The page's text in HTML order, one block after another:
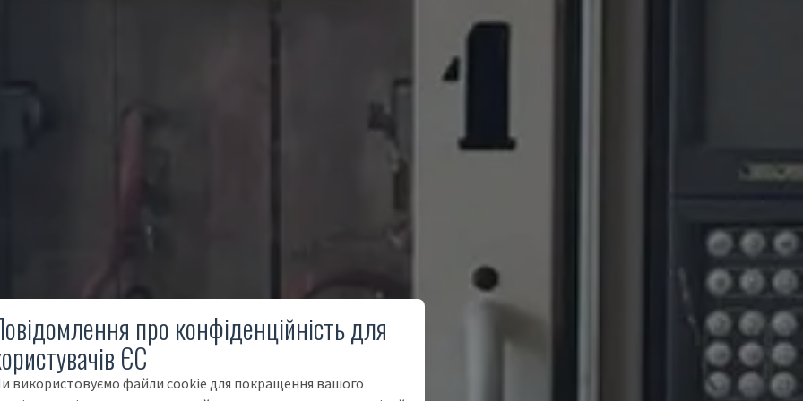
про конфіденційність для
ЄС
використовуємо файли cookie для покращення вашого